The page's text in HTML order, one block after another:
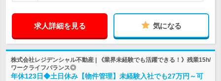
求人詳細を見る 気になる
株式会社レジデンシャル不動産 | 《業界未経験でも活躍できる！》残業15h/
ワークライフバランス◎
年休123日◆土日休み【物件管理】未経験入社でも27万円～可